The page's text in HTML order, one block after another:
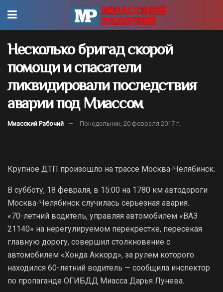
Несколько бригад скорой
помощи и спасатели
ликвидировали последствия
аварии под Миассом
Миасский Рабочий Понедельник, 20 февраля 2017 г.
Крупное ДТП произошло на трассе Москва-Челябинск.
В субботу, 18 февраля, в 15:00 на 1780 км автодороги
Москва-Челябинск случилась серьезная авария.
«70-летний водитель, управляя автомобилем «ВАЗ
21140» на нерегулируемом перекрестке, пересекая
главную дорогу, совершил столкновение с
автомобилем «Хонда Аккорд», за рулем которого
находился 60-летний водитель — сообщила инспектор
по пропаганде ОГИБДД Миасса Дарья Лунева.